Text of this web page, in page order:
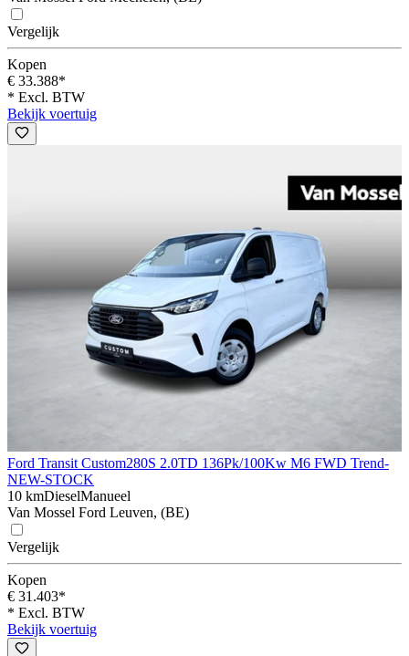
Vergelijk
Kopen
€ 33.388*
* Excl. BTW
Bekijk voertuig
Ford Transit Custom280S 2.0TD 136Pk/100Kw M6 FWD Trend-
NEW-STOCK
10 kmDieselManueel
Van Mossel Ford Leuven, (BE)
Vergelijk
Kopen
€ 31.403*
* Excl. BTW
Bekijk voertuig